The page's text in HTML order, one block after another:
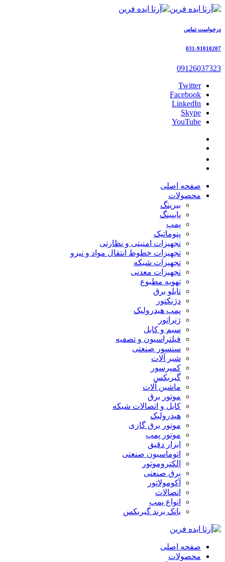
درخواست تماس
031-91010207
09126037323
Twitter
Facebook
LinkedIn
Skype
YouTube
صفحه اصلی
محصولات
بیرینگ
پایپینگ
پمپ
پنوماتیک
تجهیزات امنیتی و نظارتی
تجهیزات خطوط انتقال مواد و نیرو
تجهیزات شبکه
تجهیزات معدنی
تهویه مطبوع
تابلو برق
دژنکتور
پمپ هیدرولیک
ژنراتور
سیم و کابل
فیلتراسیون و تصفیه
سنسور صنعتی
شیر آلات
کمپرسور
گیربکس
ماشین آلات
موتور برق
کابل و اتصالات شبکه
هیدرولیک
موتور برق گازی
موتور پمپ
ابزار دقیق
اتوماسیون صنعتی
الکتروموتور
برق صنعتی
آکومولاتور
اتصالات
انواع پمپ
بانک برند گیربکس
صفحه اصلی
محصولات